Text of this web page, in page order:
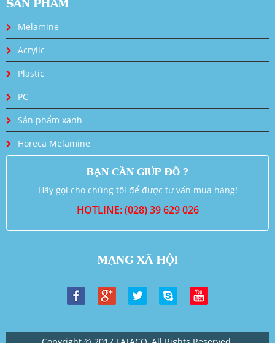
Melamine
Acrylic
Plastic
PC
Sản phẩm xanh
Horeca Melamine
BẠN CẦN GIÚP ĐỠ ?
Hãy gọi cho chúng tôi để được tư vấn mua hàng!
HOTLINE: (028) 39 629 026
MẠNG XÃ HỘI